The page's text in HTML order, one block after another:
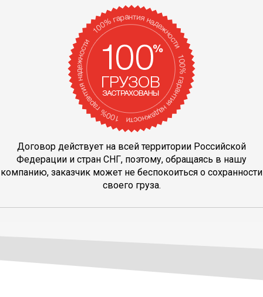
Договор действует на всей территории Российской
Федерации и стран СНГ, поэтому, обращаясь в нашу
компанию, заказчик может не беспокоиться о сохранности
своего груза.